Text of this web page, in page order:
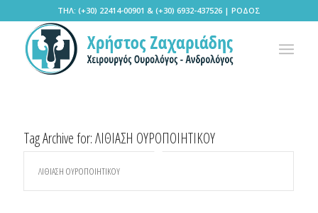
ΤΗΛ: (+30) 22414-00901 & (+30) 6932-437526 | ΡΟΔΟΣ
Tag Archive for:ΛΙΘΙΑΣΗ ΟΥΡΟΠΟΙΗΤΙΚΟΥ
ΛΙΘΙΑΣΗ ΟΥΡΟΠΟΙΗΤΙΚΟΥ